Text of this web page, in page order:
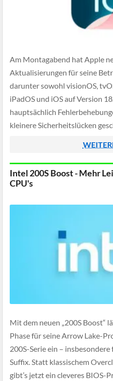
Am Montagabend hat Apple
Aktualisierungen für seine
darunter sowohl visionOS,
iPadOS und iOS auf Version
hauptsächlich
kleinere Sicherheitslücken
ein neues Wallpaper freuen.
Intel 200S Boost - Mehr
CPU's
Mit dem neuen „200S Boost“
Phase für seine Arrow Lake-
200S-Serie ein –
Suffix. Statt klassischem
gibt’s jetzt ein cleveres BIOS-